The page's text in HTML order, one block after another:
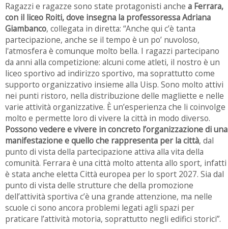
Ragazzi e ragazze sono state protagonisti anche a Ferrara,
con il liceo Roiti, dove insegna la professoressa Adriana
Giambanco, collegata in diretta: “Anche qui c’è tanta
partecipazione, anche se il tempo è un po’ nuvoloso,
l'atmosfera è comunque molto bella. I ragazzi partecipano
da anni alla competizione: alcuni come atleti, il nostro è un
liceo sportivo ad indirizzo sportivo, ma soprattutto come
supporto organizzativo insieme alla Uisp. Sono molto attivi
nei punti ristoro, nella distribuzione delle magliette e nelle
varie attività organizzative. È un’esperienza che li coinvolge
molto e permette loro di vivere la città in modo diverso.
Possono vedere e vivere in concreto l’organizzazione di una
manifestazione e quello che rappresenta per la città, dal
punto di vista della partecipazione attiva alla vita della
comunità. Ferrara è una città molto attenta allo sport, infatti
è stata anche eletta Città europea per lo sport 2027. Sia dal
punto di vista delle strutture che della promozione
dell’attività sportiva c’è una grande attenzione, ma nelle
scuole ci sono ancora problemi legati agli spazi per
praticare l’attività motoria, soprattutto negli edifici storici”.